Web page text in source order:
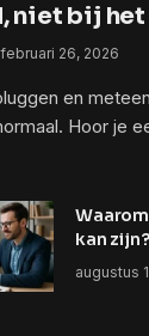
niet bij
februari 26, 2026
en
Hoor je
kan zijn?
augustus